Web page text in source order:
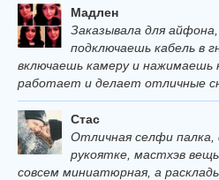
Мадлен
Заказывала для
подключаешь кабель в
включаешь камеру и нажимаешь
работает и делает отличные
Стас
Отличная селфи
рукоятке, мастхэв
совсем миниатюрная, а